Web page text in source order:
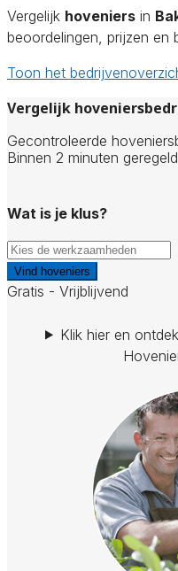
Vergelijk hoveniers in
beoordelingen, prijzen en
Toon het
Vergelijk
Gecontroleerde
Binnen 2 minuten geregeld
Wat is je klus?
Vind hoveniers
Gratis - Vrijblijvend
Klik hier en